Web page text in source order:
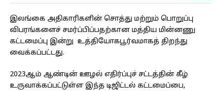
இலங்கை அதிகாரிகளின் சொத்து மற்றும் பொறுப்பு
விபரங்களைச் சமர்ப்பிப்பதற்கான மத்திய மின்னணு
கட்டமைப்பு இன்று உத்தியோகபூர்வமாகத் திறந்து
வைக்கப்பட்டது.
2023ஆம் ஆண்டின் ஊழல் எதிர்ப்புச் சட்டத்தின் கீழ்
உருவாக்கப்பட்டுள்ள இந்த டிஜிட்டல் கட்டமைப்பை,